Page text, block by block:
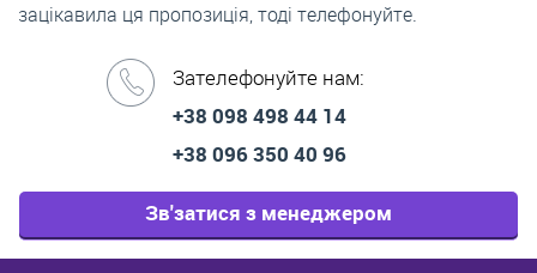
зацікавила ця пропозиція, тоді телефонуйте.
Зателефонуйте нам:
+38 098 498 44 14
+38 096 350 40 96
Зв'затися з менеджером